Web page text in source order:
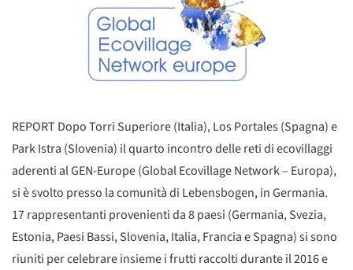
REPORT Dopo Torri Superiore (Italia), Los Portales (Spagna) e
Park Istra (Slovenia) il quarto incontro delle reti di ecovillaggi
aderenti al GEN-Europe (Global Ecovillage Network – Europa),
si è svolto presso la comunità di Lebensbogen, in Germania.
17 rappresentanti provenienti da 8 paesi (Germania, Svezia,
Estonia, Paesi Bassi, Slovenia, Italia, Francia e Spagna) si sono
riuniti per celebrare insieme i frutti raccolti durante il 2016 e